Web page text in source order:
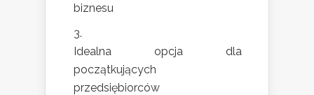
biznesu
Idealna opcja dla
początkujących
przedsiębiorców